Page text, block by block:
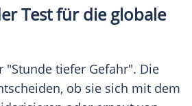
Test für die globale
"Stunde tiefer Gefahr". Die
ob sie sich mit dem